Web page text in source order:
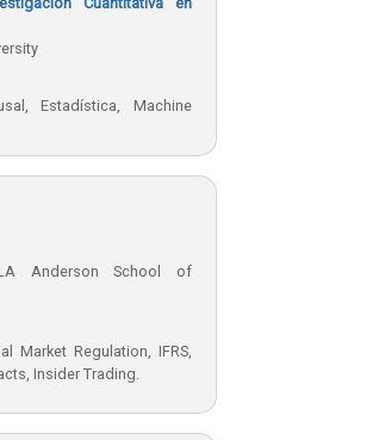
Estadística, Machine
Anderson School of
Market Regulation, IFRS,
Insider Trading.